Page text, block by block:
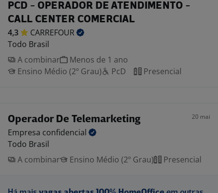
PCD - OPERADOR DE ATENDIMENTO -
CALL CENTER COMERCIAL
4,3
CARREFOUR
Todo Brasil
A combinar
Menos de 1 ano
Ensino Médio (2º Grau)
PcD Presencial
Operador De Telemarketing 20 mai
Empresa confidencial
Todo Brasil
A combinar
Ensino Médio (2º Grau) Presencial